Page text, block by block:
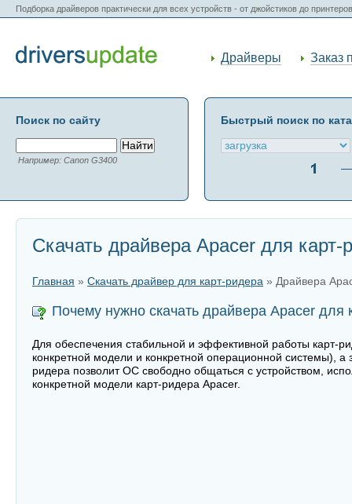
Подборка драйверов практически для всех устройств - от джойстиков до
Драйверы Заказ
Поиск по сайту
Например: Canon G3400
Быстрый поиск по
Скачать драйвера Apacer для карт-
Главная » Скачать драйвер для карт-ридера » Драйвера
Почему нужно скачать драйвера Apacer для
Для обеспечения стабильной и эффективной работы карт-
конкретной модели и конкретной операционной системы), а
ридера позволит ОС свободно общаться с устройством,
конкретной модели карт-ридера Apacer.